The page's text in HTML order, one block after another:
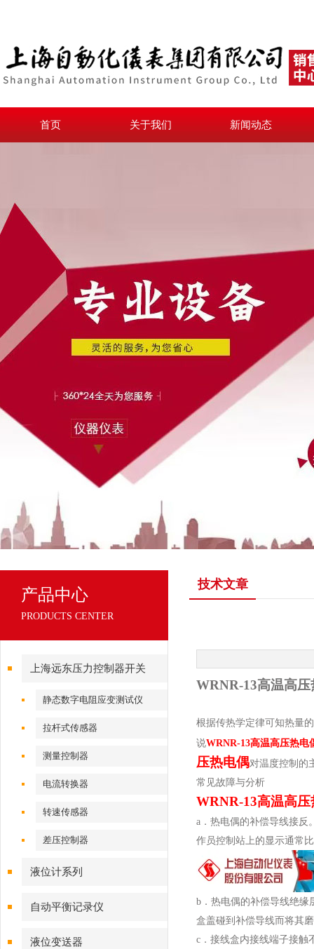
首页 关于我们 新闻动态
产品中心
PRODUCTS CENTER
上海远东压力控制器开关
静态数字电阻应变测试仪
拉杆式传感器
测量控制器
电流转换器
转速传感器
差压控制器
液位计系列
自动平衡记录仪
液位变送器
技术文章
WRNR-13高温高
根据传热学定律可知热量
说WRNR-13高温高压热电
压热电偶对温度控制的
常见故障与分析
WRNR-13高温高压
a ．热电偶的补偿导线接
作员控制站上的显示通常
b ．热电偶的补偿导线绝
盒盖碰到补偿导线而将其
c ．接线盒内接线端子接